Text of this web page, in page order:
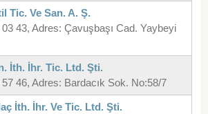
Tic. Ve San. A. Ş.
43, Adres: Çavuşbaşı Cad. Yaybeyi
İth. İhr. Tic. Ltd. Şti.
46, Adres: Bardacık Sok. No:58/7
İth. İhr. Ve Tic. Ltd. Şti.